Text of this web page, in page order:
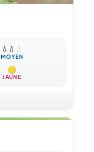
💧 💧 💧
MOYEN
JAUNE